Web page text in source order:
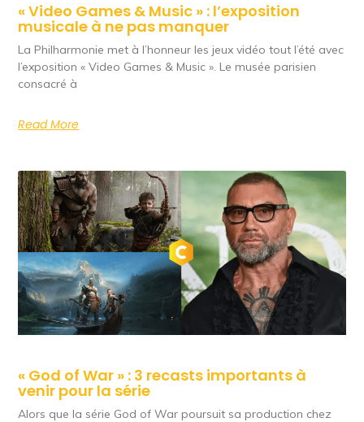
« Video Games & Music » : l’exposition
musicale à ne pas manquer
La Philharmonie met à l’honneur les jeux vidéo tout l’été avec
l’exposition « Video Games & Music ». Le musée parisien
consacré à
Read More
« God of War » : 3 recasts importants à
venir pour la série
Alors que la série God of War poursuit sa production chez